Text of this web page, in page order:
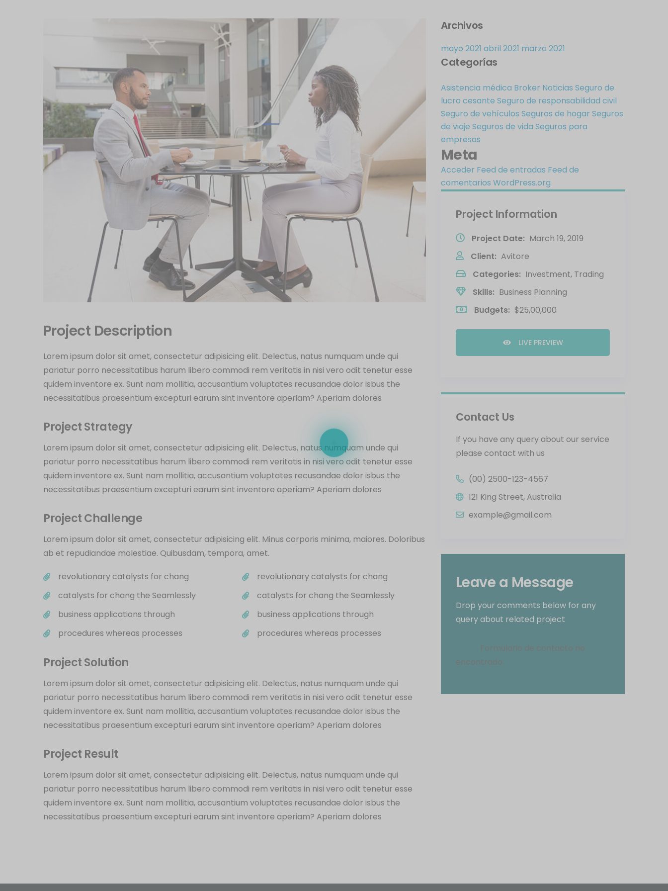
Project Description
Lorem ipsum dolor sit amet, consectetur adipisicing elit. Delectus, natus numquam unde qui
pariatur porro necessitatibus harum libero commodi rem veritatis in nisi vero odit tenetur esse
quidem inventore ex. Sunt nam mollitia, accusantium voluptates recusandae dolor isbus the
necessitatibus praesentium excepturi earum sint inventore aperiam? Aperiam dolores
Project Strategy
Lorem ipsum dolor sit amet, consectetur adipisicing elit. Delectus, natus numquam unde qui
pariatur porro necessitatibus harum libero commodi rem veritatis in nisi vero odit tenetur esse
quidem inventore ex. Sunt nam mollitia, accusantium voluptates recusandae dolor isbus the
necessitatibus praesentium excepturi earum sint inventore aperiam? Aperiam dolores
Project Challenge
Lorem ipsum dolor sit amet, consectetur adipisicing elit. Minus corporis minima, maiores. Doloribus
ab et repudiandae molestiae. Quibusdam, tempora, amet.
revolutionary catalysts for chang
catalysts for chang the Seamlessly
business applications through
procedures whereas processes
revolutionary catalysts for chang
catalysts for chang the Seamlessly
business applications through
procedures whereas processes
Project Solution
Lorem ipsum dolor sit amet, consectetur adipisicing elit. Delectus, natus numquam unde qui
pariatur porro necessitatibus harum libero commodi rem veritatis in nisi vero odit tenetur esse
quidem inventore ex. Sunt nam mollitia, accusantium voluptates recusandae dolor isbus the
necessitatibus praesentium excepturi earum sint inventore aperiam? Aperiam dolores
Project Result
Lorem ipsum dolor sit amet, consectetur adipisicing elit. Delectus, natus numquam unde qui
pariatur porro necessitatibus harum libero commodi rem veritatis in nisi vero odit tenetur esse
quidem inventore ex. Sunt nam mollitia, accusantium voluptates recusandae dolor isbus the
necessitatibus praesentium excepturi earum sint inventore aperiam? Aperiam dolores
Archivos
mayo 2021 abril 2021 marzo 2021
Categorías
Asistencia médica Broker Noticias Seguro de
lucro cesante Seguro de responsabilidad civil
Seguro de vehículos Seguros de hogar Seguros
de viaje Seguros de vida Seguros para
empresas
Meta
Acceder Feed de entradas Feed de
comentarios WordPress.org
Project Information
Project Date: March 19, 2019
Client: Avitore
Categories: Investment, Trading
Skills: Business Planning
Budgets: $25,00,000
LIVE PREVIEW
Contact Us
If you have any query about our service
please contact with us
(00) 2500-123-4567
121 King Street, Australia
example@gmail.com
Leave a Message
Drop your comments below for any
query about related project